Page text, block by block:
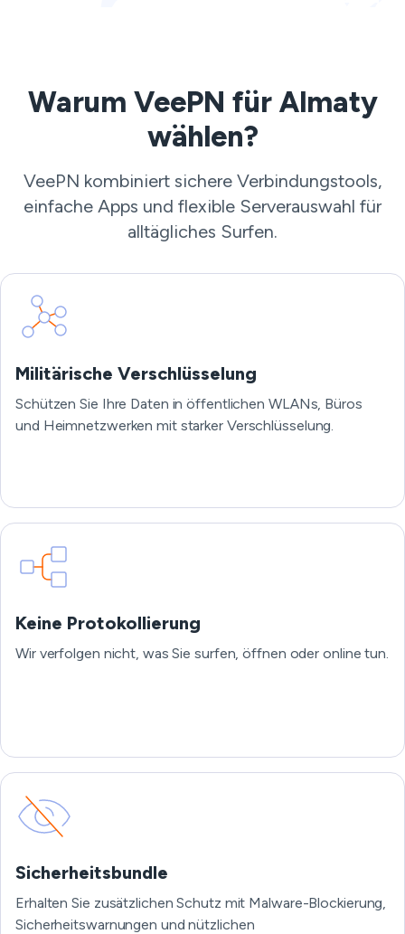
Warum VeePN für Almaty
wählen?
VeePN kombiniert sichere Verbindungstools,
einfache Apps und flexible Serverauswahl für
alltägliches Surfen.
Militärische Verschlüsselung
Schützen Sie Ihre Daten in öffentlichen WLANs, Büros
und Heimnetzwerken mit starker Verschlüsselung.
Keine Protokollierung
Wir verfolgen nicht, was Sie surfen, öffnen oder online tun.
Sicherheitsbundle
Erhalten Sie zusätzlichen Schutz mit Malware-Blockierung,
Sicherheitswarnungen und nützlichen